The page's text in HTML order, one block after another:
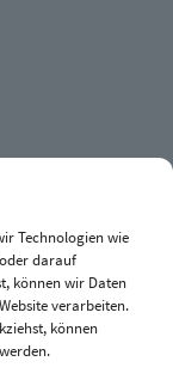
Technologien wie
darauf
können wir Daten
verarbeiten.
können